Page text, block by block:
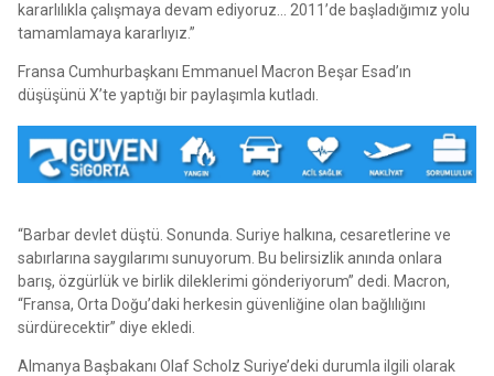
kararlılıkla çalışmaya devam ediyoruz… 2011’de başladığımız yolu
tamamlamaya kararlıyız.”
Fransa Cumhurbaşkanı Emmanuel Macron Beşar Esad’ın
düşüşünü X’te yaptığı bir paylaşımla kutladı.
“Barbar devlet düştü. Sonunda. Suriye halkına, cesaretlerine ve
sabırlarına saygılarımı sunuyorum. Bu belirsizlik anında onlara
barış, özgürlük ve birlik dileklerimi gönderiyorum” dedi. Macron,
“Fransa, Orta Doğu’daki herkesin güvenliğine olan bağlılığını
sürdürecektir” diye ekledi.
Almanya Başbakanı Olaf Scholz Suriye’deki durumla ilgili olarak